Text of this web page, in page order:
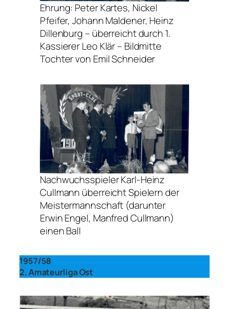
Ehrung: Peter Kartes, Nickel
Pfeifer, Johann Maldener, Heinz
Dillenburg – überreicht durch 1.
Kassierer Leo Klär – Bildmitte
Tochter von Emil Schneider
Nachwuchsspieler Karl-Heinz
Cullmann überreicht Spielern der
Meistermannschaft (darunter
Erwin Engel, Manfred Cullmann)
einen Ball
1957/58
2. Amateurliga Ost